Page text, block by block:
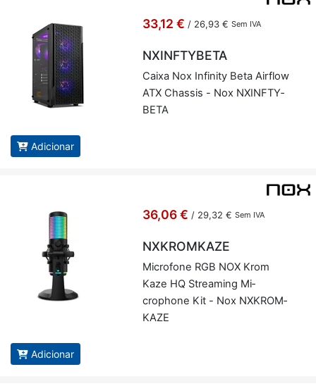
33,12 € / 26,93 € Sem IVA
NXINFTYBETA
Caixa Nox In­fi­nity Beta Air­flow
ATX Chassis - Nox NXINFTY­
BETA
Adicionar
36,06 € / 29,32 € Sem IVA
NXKROMKAZE
Mi­cro­fone RGB NOX Krom
Kaze HQ Stre­a­ming Mi­
crophone Kit - Nox NX­KROM­
KAZE
Adicionar